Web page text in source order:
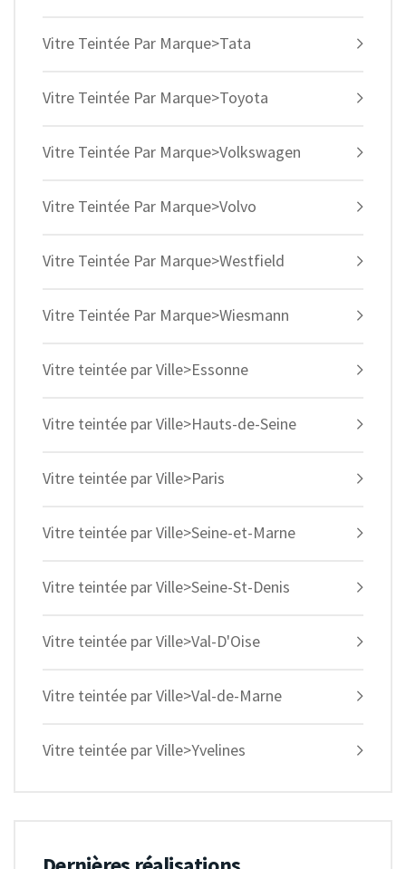
Vitre Teintée Par Marque>Tata
Vitre Teintée Par Marque>Toyota
Vitre Teintée Par Marque>Volkswagen
Vitre Teintée Par Marque>Volvo
Vitre Teintée Par Marque>Westfield
Vitre Teintée Par Marque>Wiesmann
Vitre teintée par Ville>Essonne
Vitre teintée par Ville>Hauts-de-Seine
Vitre teintée par Ville>Paris
Vitre teintée par Ville>Seine-et-Marne
Vitre teintée par Ville>Seine-St-Denis
Vitre teintée par Ville>Val-D'Oise
Vitre teintée par Ville>Val-de-Marne
Vitre teintée par Ville>Yvelines